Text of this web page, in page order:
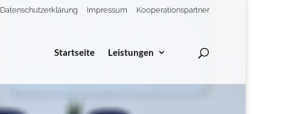
Datenschutzerklärung Impressum Kooperationspartner
Startseite Leistungen